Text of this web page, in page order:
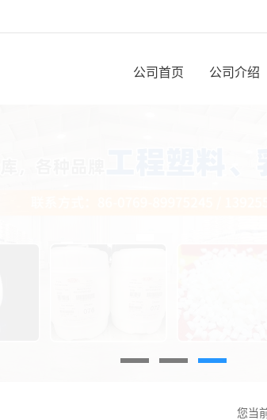
公司首页 公司介绍
您当